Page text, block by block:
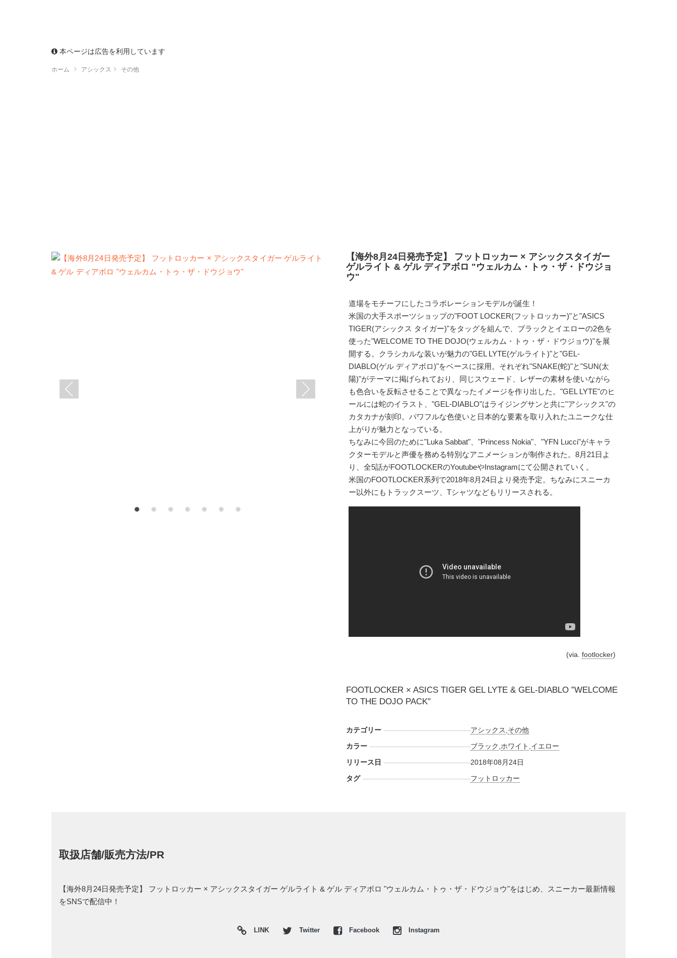
本ページは広告を利用しています
ホーム アシックス その他
【海外8月24日発売予定】 フットロッカー × アシックスタイガー
ゲルライト & ゲル ディアボロ "ウェルカム・トゥ・ザ・ドウジョ
ウ"
道場をモチーフにしたコラボレーションモデルが誕生！
米国の大手スポーツショップの"FOOT LOCKER(フットロッカー)"と"ASICS
TIGER(アシックス タイガー)"をタッグを組んで、ブラックとイエローの2色を
使った"WELCOME TO THE DOJO(ウェルカム・トゥ・ザ・ドウジョウ)"を展
開する。クラシカルな装いが魅力の"GEL LYTE(ゲルライト)"と"GEL-
DIABLO(ゲル ディアボロ)"をベースに採用。それぞれ"SNAKE(蛇)"と"SUN(太
陽)"がテーマに掲げられており、同じスウェード、レザーの素材を使いながら
も色合いを反転させることで異なったイメージを作り出した。"GEL LYTE"のヒ
ールには蛇のイラスト、"GEL-DIABLO"はライジングサンと共に"アシックス"の
カタカナが刻印。パワフルな色使いと日本的な要素を取り入れたユニークな仕
上がりが魅力となっている。
ちなみに今回のために"Luka Sabbat"、"Princess Nokia"、"YFN Lucci"がキャラ
クターモデルと声優を務める特別なアニメーションが制作された。8月21日よ
り、全5話がFOOTLOCKERのYoutubeやInstagramにて公開されていく。
米国のFOOTLOCKER系列で2018年8月24日より発売予定。ちなみにスニーカ
ー以外にもトラックスーツ、Tシャツなどもリリースされる。
(via. footlocker)
FOOTLOCKER × ASICS TIGER GEL LYTE & GEL-DIABLO ”WELCOME
TO THE DOJO PACK"
カテゴリー アシックス その他
カラー
ブラック ホワイト イエロー
リリース日
2018年08月24日
タグ
フットロッカー
取扱店舗/販売方法/PR
【海外8月24日発売予定】 フットロッカー × アシックスタイガー ゲルライト & ゲル ディアボロ "ウェルカム・トゥ・ザ・ドウジョウ"をはじめ、スニーカー最新情報
をSNSで配信中！
LINK Twitter Facebook Instagram